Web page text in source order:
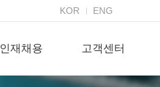
KOR ENG
인재채용 고객센터